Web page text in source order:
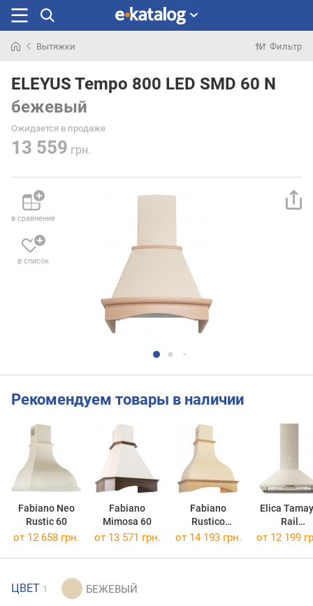
раньше
Вытяжки Фильтр
ELEYUS Tempo 800 LED SMD 60 N
бежевый
Ожидается в продаже
13 559 грн.
в сравнение
в список
Рекомендуем товары в наличии
Fabiano Neo
Rustic 60
Fabiano
Mimosa 60
Fabiano
Rustico
Silence+ 60
Elica
Rail
CRBR/A/
от 12 658 грн. от 13 571 грн. от 14 193 грн. от 12 199
ЦВЕТ 1